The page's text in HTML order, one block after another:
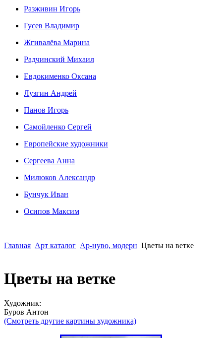
Разживин Игорь
Гусев Владимир
Жгивалёва Марина
Радчинский Михаил
Евдокименко Оксана
Лузгин Андрей
Панов Игорь
Сaмoйленко Сергей
Европейские художники
Сергеева Анна
Милюков Александр
Бунчук Иван
Осипoв Максим
Главная Арт каталог Ар-нуво, модерн Цветы на ветке
Цветы на ветке
Художник:
Буров Антон
(Смотреть другие картины художника)